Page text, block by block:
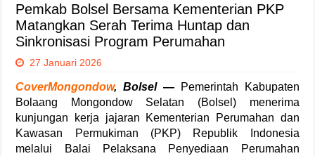
Pemkab Bolsel Bersama Kementerian PKP
Matangkan Serah Terima Huntap dan
Sinkronisasi Program Perumahan
27 Januari 2026
CoverMongondow,Bolsel— Pemerintah Kabupaten
Bolaang Mongondow Selatan (Bolsel) menerima
kunjungan kerja jajaran Kementerian Perumahan dan
Kawasan Permukiman (PKP) Republik Indonesia
melalui Balai Pelaksana Penyediaan Perumahan